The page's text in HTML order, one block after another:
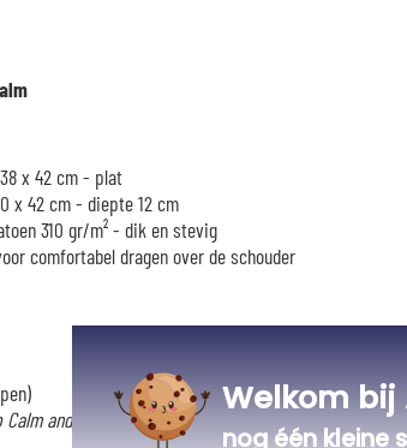
x 42 cm - plat
x 42 cm - diepte 12 cm
310 gr/m² - dik en stevig
comfortabel dragen over de schouder
and… met de tekst naar jouw keuzeWelkom
nog één kleine